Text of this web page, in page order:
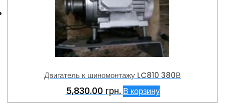
Двигатель к шиномонтажу LC810 380В
5,830.00 грн. В корзину